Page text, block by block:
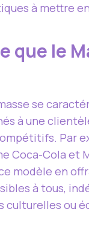
à mettre
que le
se
à une
Par
Coca-Cola et
modèle en
à tous,
culturelles ou